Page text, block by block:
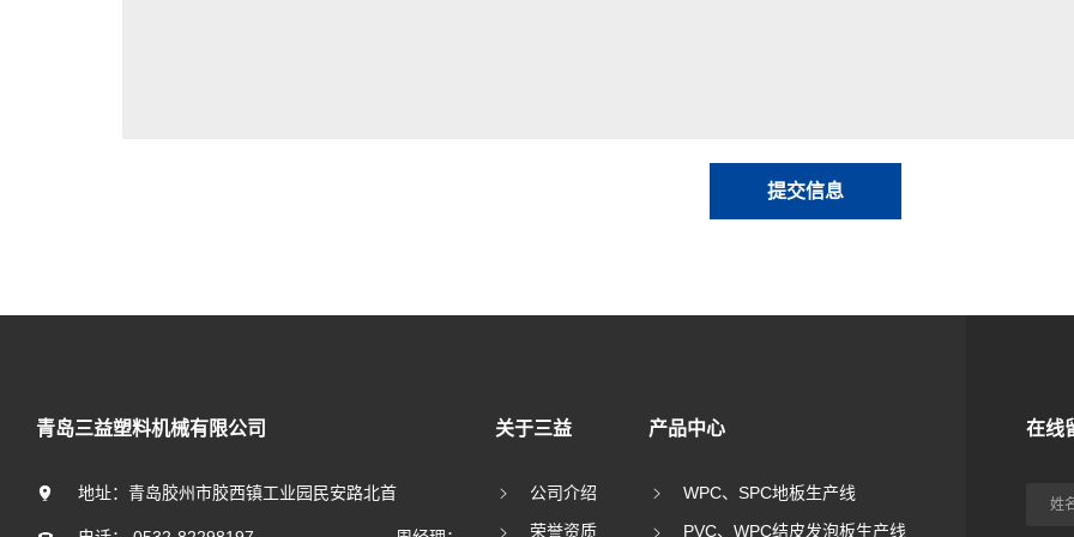
提交信息
青岛三益塑料机械有限公司
地址：青岛胶州市胶西镇工业园民安路北首
关于三益
公司介绍
荣誉资质
产品中心
WPC、SPC地板生产线
PVC、WPC结皮发泡板生产线
在线